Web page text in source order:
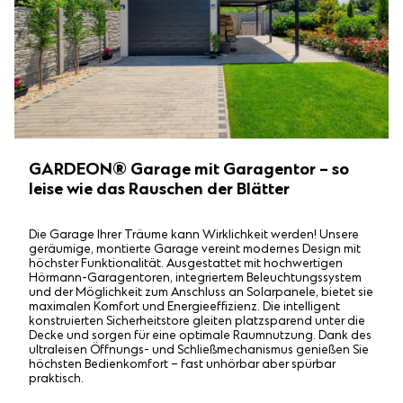
GARDEON® Garage mit Garagentor – so
leise wie das Rauschen der Blätter
Die Garage Ihrer Träume kann Wirklichkeit werden! Unsere
geräumige, montierte Garage vereint modernes Design mit
höchster Funktionalität. Ausgestattet mit hochwertigen
Hörmann-Garagentoren, integriertem Beleuchtungssystem
und der Möglichkeit zum Anschluss an Solarpanele, bietet sie
maximalen Komfort und Energieeffizienz. Die intelligent
konstruierten Sicherheitstore gleiten platzsparend unter die
Decke und sorgen für eine optimale Raumnutzung. Dank des
ultraleisen Öffnungs- und Schließmechanismus genießen Sie
höchsten Bedienkomfort – fast unhörbar aber spürbar
praktisch.